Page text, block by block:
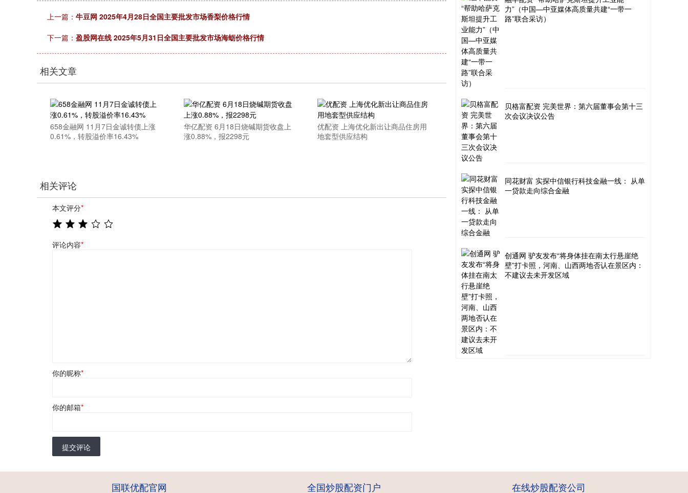
上一篇： 牛豆网 2025年4月28日全国主要批发市场香梨价格行情
下一篇： 盈股网在线 2025年5月31日全国主要批发市场海蛎价格行情
相关文章
658金融网 11月7日金诚转债上涨
0.61%，转股溢价率16.43%
华亿配资 6月18日烧碱期货收盘上
涨0.88%，报2298元
优配资 上海优化新出让商品住房用
地套型供应结构
相关评论
本文评分*
评论内容*
你的昵称*
你的邮箱*
提交评论
力”（中国—中亚媒体高质量共建“一带一
路”联合采访）
贝格富配资 完美世界：第六届董事会第十三
次会议决议公告
同花财富 实探中信银行科技金融一线： 从单
一贷款走向综合金融
创通网 驴友发布“将身体挂在南太行悬崖绝
壁”打卡照，河南、山西两地否认在景区内：
不建议去未开发区域
国联优配官网 全国炒股配资门户 在线炒股配资公司